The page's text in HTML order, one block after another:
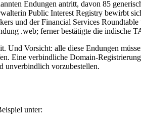
Endungen antritt, davon 85
Public Interest Registry bewirbt
und der Financial Services
.web; ferner bestätigte die indische
Vorsicht: alle diese Endungen
Eine verbindliche Domain-
unverbindlich vorzubestellen.
unter: